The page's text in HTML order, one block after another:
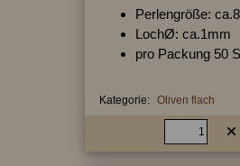
Perlengröße:
LochØ: ca.1mm
pro Packung 50
Kategorie: Oliven flach